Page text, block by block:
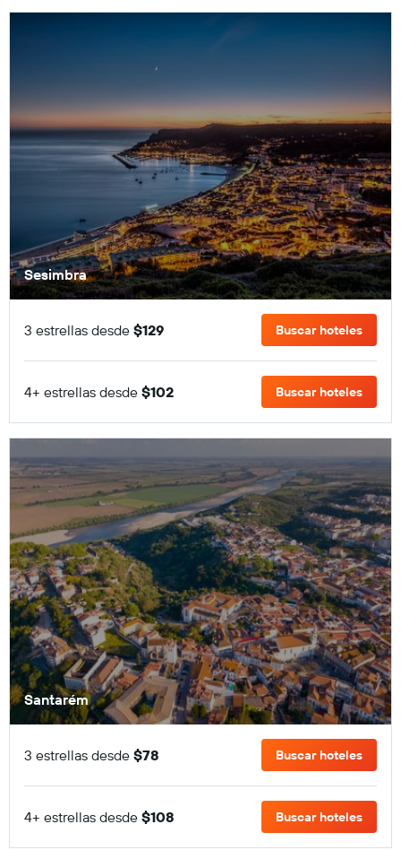
Sesimbra
3 estrellas desde $129 Buscar hoteles
4+ estrellas desde $102 Buscar hoteles
Santarém
3 estrellas desde $78 Buscar hoteles
4+ estrellas desde $108 Buscar hoteles